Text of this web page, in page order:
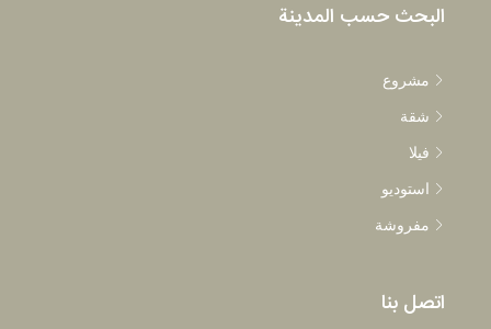
البحث حسب المدينة
مشروع
شقة
فيلا
استوديو
مفروشة
اتصل بنا